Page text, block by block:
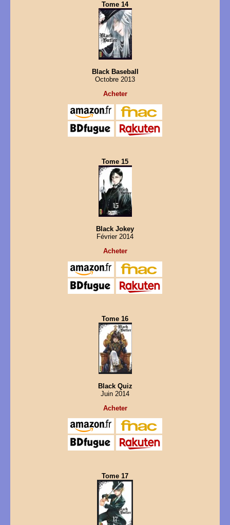
Tome 14
Black Baseball
Octobre 2013
Acheter
Tome 15
Black Jokey
Février 2014
Acheter
Tome 16
Black Quiz
Juin 2014
Acheter
Tome 17